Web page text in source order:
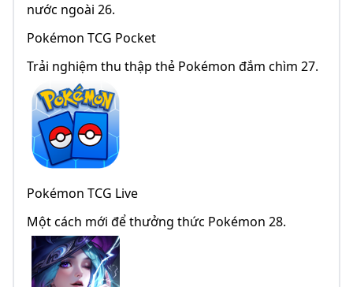
nước ngoài 26.
Pokémon TCG Pocket
Trải nghiệm thu thập thẻ Pokémon đắm chìm 27.
Pokémon TCG Live
Một cách mới để thưởng thức Pokémon 28.